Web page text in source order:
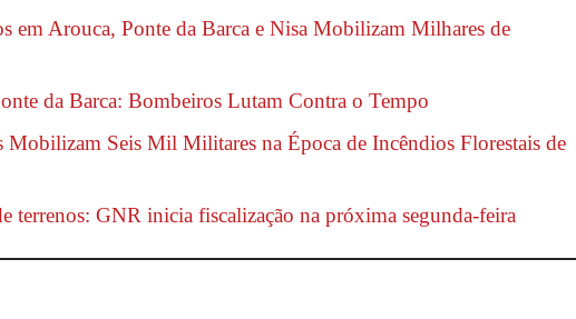
em Arouca, Ponte da Barca e Nisa Mobilizam Milhares de
da Barca: Bombeiros Lutam Contra o Tempo
Mobilizam Seis Mil Militares na Época de Incêndios Florestais de
terrenos: GNR inicia fiscalização na próxima segunda-feira